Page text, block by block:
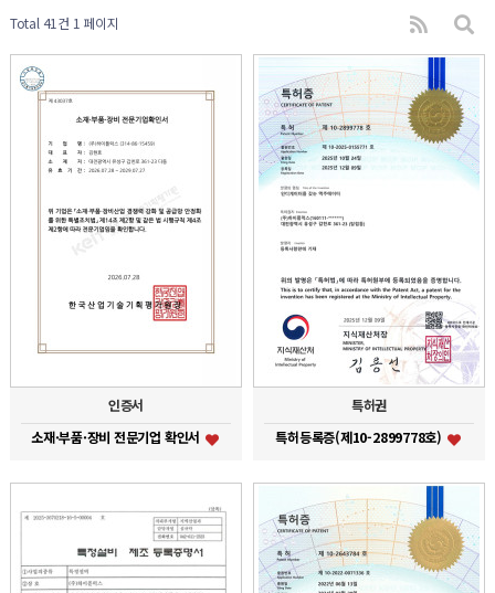
Total 41건 1 페이지
인증서
소재·부품·장비 전문기업 확인서
특허권
특허등록증(제10-2899778호)